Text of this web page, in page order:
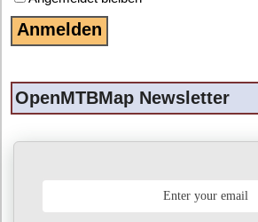
OpenMTBMap Newsletter